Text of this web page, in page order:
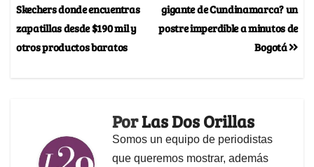
gigante de Cundinamarca? un
postre imperdible a minutos de
Bogotá
Skechers donde encuentras
zapatillas desde $190 mil y
otros productos baratos
PorLas Dos Orillas
Somos un equipo de periodistas
que queremos mostrar, además